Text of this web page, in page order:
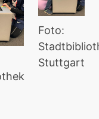
Foto:
Stuttgart